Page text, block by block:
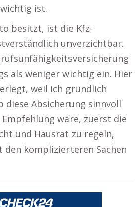
ist.
besitzt, ist die Kfz-
unverzichtbar.
als weniger wichtig ein. Hier
weil ich gründlich
diese Absicherung sinnvoll
wäre, zuerst die
und Hausrat zu regeln,
den komplizierteren Sachen